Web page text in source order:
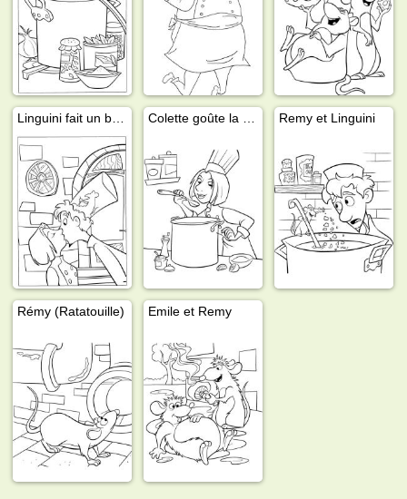
Remy et Linguini
Rémy (Ratatouille) Emile et Remy